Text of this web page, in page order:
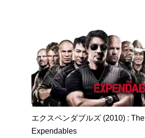
エクスペンダブルズ (2010) : The
Expendables